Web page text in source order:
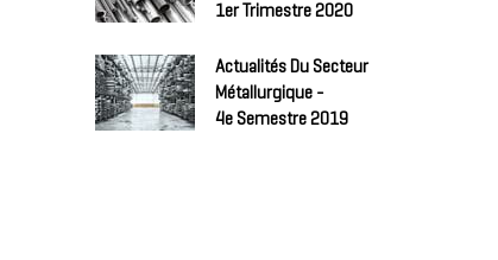
1er Trimestre 2020
Actualités Du Secteur
Métallurgique -
4e Semestre 2019